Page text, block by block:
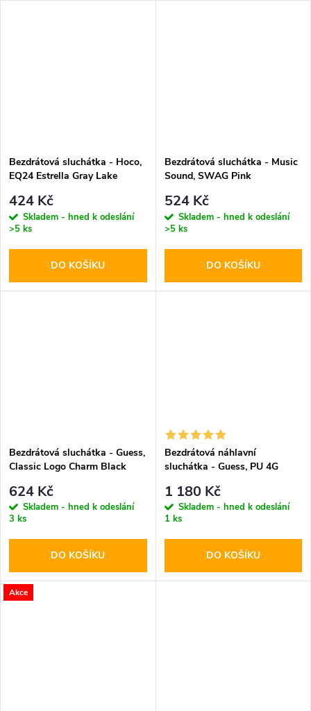
Bezdrátová sluchátka - Hoco,
EQ24 Estrella Gray Lake
424 Kč
Skladem - hned k odeslání
>5 ks
DO KOŠÍKU
Bezdrátová sluchátka - Music
Sound, SWAG Pink
524 Kč
Skladem - hned k odeslání
>5 ks
DO KOŠÍKU
Bezdrátová sluchátka - Guess,
Classic Logo Charm Black
624 Kč
Skladem - hned k odeslání
3 ks
DO KOŠÍKU
Bezdrátová náhlavní
sluchátka - Guess, PU 4G
1 180 Kč
Skladem - hned k odeslání
1 ks
DO KOŠÍKU
Akce